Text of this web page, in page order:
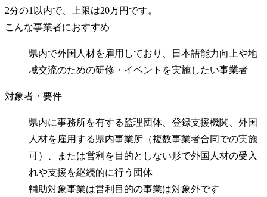
2分の1以内で、上限は20万円です。
こんな事業者におすすめ
県内で外国人材を雇用しており、日本語能力向上や地
域交流のための研修・イベントを実施したい事業者
対象者・要件
県内に事務所を有する監理団体、登録支援機関、外国
人材を雇用する県内事業所（複数事業者合同での実施
可）、または営利を目的としない形で外国人材の受入
れや支援を継続的に行う団体
補助対象事業は営利目的の事業は対象外です